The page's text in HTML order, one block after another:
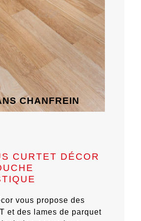
CURTET DÉCOR
vous propose des
et des lames de parquet